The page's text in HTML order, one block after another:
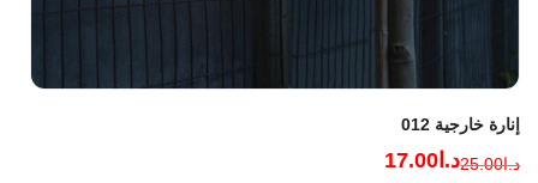
إنارة خارجية 012
د.ا25.00د.ا 17.00